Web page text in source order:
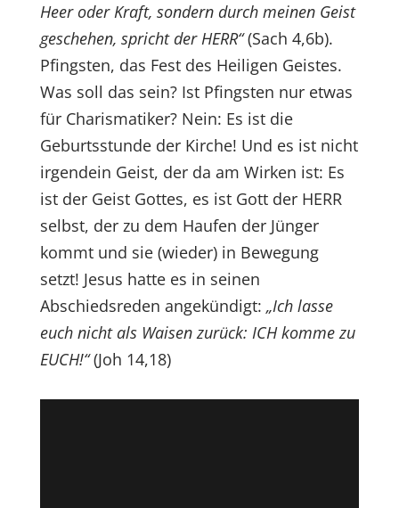
Heer oder Kraft, sondern durch meinen Geist
geschehen, spricht der HERR“(Sach 4,6b).
Pfingsten, das Fest des Heiligen Geistes.
Was soll das sein? Ist Pfingsten nur etwas
für Charismatiker? Nein: Es ist die
Geburtsstunde der Kirche! Und es ist nicht
irgendein Geist, der da am Wirken ist: Es
ist der Geist Gottes, es ist Gott der HERR
selbst, der zu dem Haufen der Jünger
kommt und sie (wieder) in Bewegung
setzt! Jesus hatte es in seinen
Abschiedsreden angekündigt: „Ich lasse
euch nicht als Waisen zurück: ICH komme zu
EUCH!“(Joh 14,18)